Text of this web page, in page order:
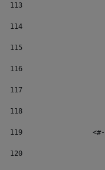
113
114
115
116
117
118
119
120